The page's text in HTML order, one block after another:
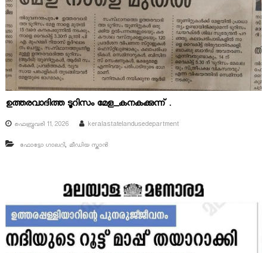
ഉത്തരവാദിത്ത ടൂറിസം മേള_കനകക്കുന്ന് .
ഫെബ്രുവരി 11, 2026 keralastatelandusedepartment
ഫോട്ടോ ഗാലറി, മീഡിയ സ്കാൻ